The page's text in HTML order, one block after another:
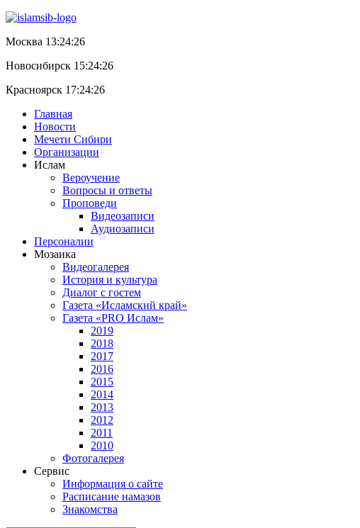
Москва 13:24:27
Новосибирск 15:24:27
Красноярск 17:24:27
Главная
Новости
Мечети Сибири
Организации
Ислам
Вероучение
Вопросы и ответы
Проповеди
Видеозаписи
Аудиозаписи
Персоналии
Мозаика
Видеогалерея
История и культура
Диалог с гостем
Газета «Исламский край»
Газета «PRO Ислам»
2019
2018
2017
2016
2015
2014
2013
2012
2011
2010
Фотогалерея
Сервис
Информация о сайте
Расписание намазов
Знакомства